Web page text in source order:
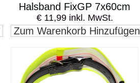
Halsband FixGP 7x60cm
€ 11,99 inkl. MwSt.
Zum Warenkorb Hinzufügen